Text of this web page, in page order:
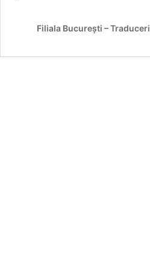
Filiala București –